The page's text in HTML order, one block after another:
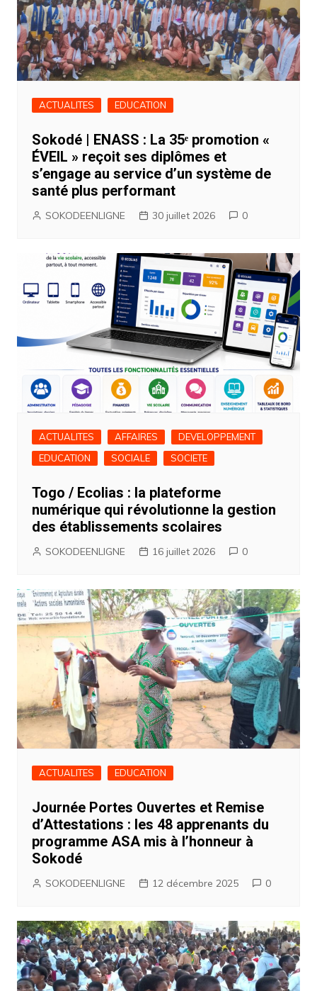
ACTUALITES EDUCATION
Sokodé | ENASS : La 35ᵉ promotion «
ÉVEIL » reçoit ses diplômes et
s’engage au service d’un système de
santé plus performant
SOKODEENLIGNE 30 juillet 2026 0
ACTUALITES AFFAIRES
DEVELOPPEMENT
EDUCATION
SOCIALE SOCIETE
Togo / Ecolias : la plateforme
numérique qui révolutionne la gestion
des établissements scolaires
SOKODEENLIGNE 16 juillet 2026 0
ACTUALITES EDUCATION
Journée Portes Ouvertes et Remise
d’Attestations : les 48 apprenants du
programme ASA mis à l’honneur à
Sokodé
SOKODEENLIGNE 12 décembre 2025 0